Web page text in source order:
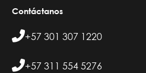
Contáctanos
+57 301 307 1220
+57 311 554 5276